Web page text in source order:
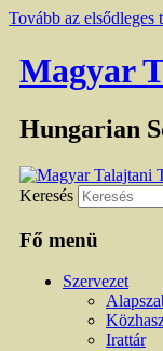
Tovább az elsődleges
Magyar
Hungarian
Keresés
Fő menü
Szervezet
Irattár